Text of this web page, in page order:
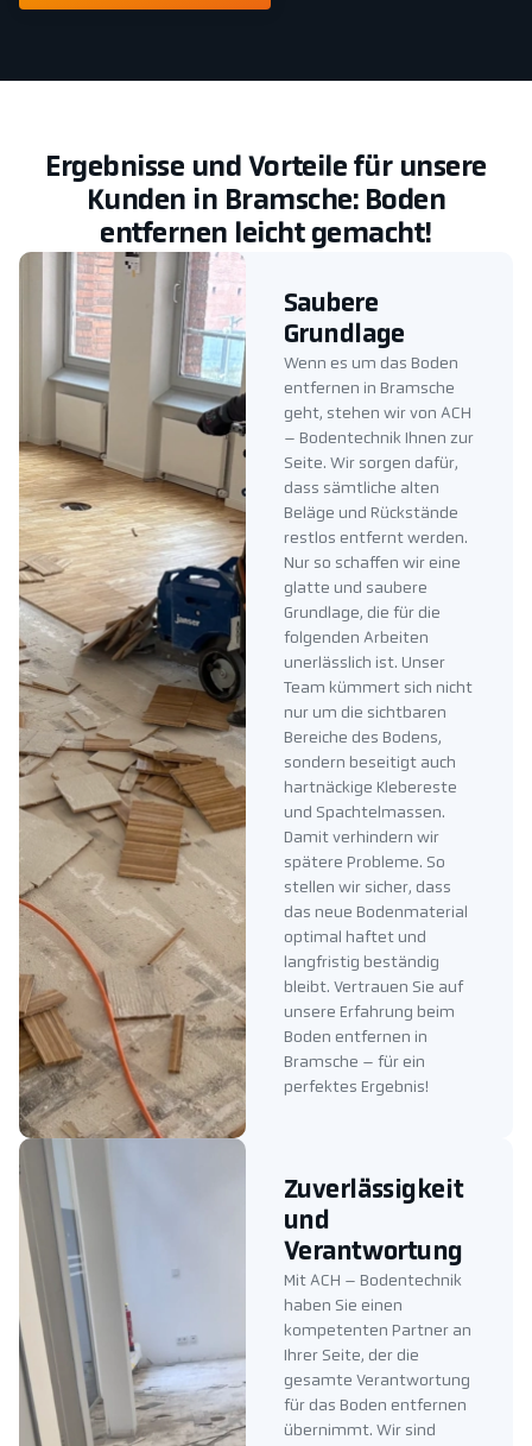
Ergebnisse und Vorteile für unsere
Kunden in Bramsche: Boden
entfernen leicht gemacht!
Saubere
Grundlage
Wenn es um das Boden
entfernen in Bramsche
geht, stehen wir von ACH
– Bodentechnik Ihnen zur
Seite. Wir sorgen dafür,
dass sämtliche alten
Beläge und Rückstände
restlos entfernt werden.
Nur so schaffen wir eine
glatte und saubere
Grundlage, die für die
folgenden Arbeiten
unerlässlich ist. Unser
Team kümmert sich nicht
nur um die sichtbaren
Bereiche des Bodens,
sondern beseitigt auch
hartnäckige Klebereste
und Spachtelmassen.
Damit verhindern wir
spätere Probleme. So
stellen wir sicher, dass
das neue Bodenmaterial
optimal haftet und
langfristig beständig
bleibt. Vertrauen Sie auf
unsere Erfahrung beim
Boden entfernen in
Bramsche – für ein
perfektes Ergebnis!
Zuverlässigkeit
und
Verantwortung
Mit ACH – Bodentechnik
haben Sie einen
kompetenten Partner an
Ihrer Seite, der die
gesamte Verantwortung
für das Boden entfernen
übernimmt. Wir sind